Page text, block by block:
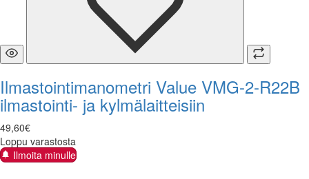
Ilmastointimanometri Value VMG-2-R22B
ilmastointi- ja kylmälaitteisiin
49,60€
Loppu varastosta
Ilmoita minulle